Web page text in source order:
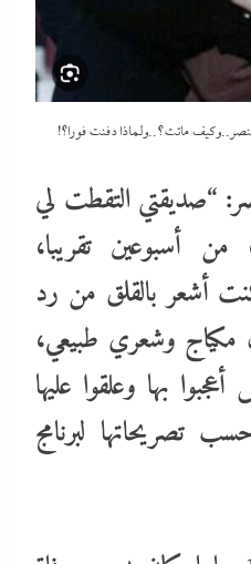
ماتت؟..ولماذا دفنت فورا؟!
“صديقتي التقطت لي
أسبوعين تقريبا،
أشعر بالقلق من رد
مكياج وشعري طبيعي،
بها وعلقوا عليها
تصريحاتها لبرنامج